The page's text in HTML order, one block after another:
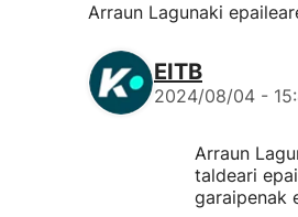
Arraun Lagunaki
EITB
2024/08/04 -
Arraun
taldeari
garaipenak